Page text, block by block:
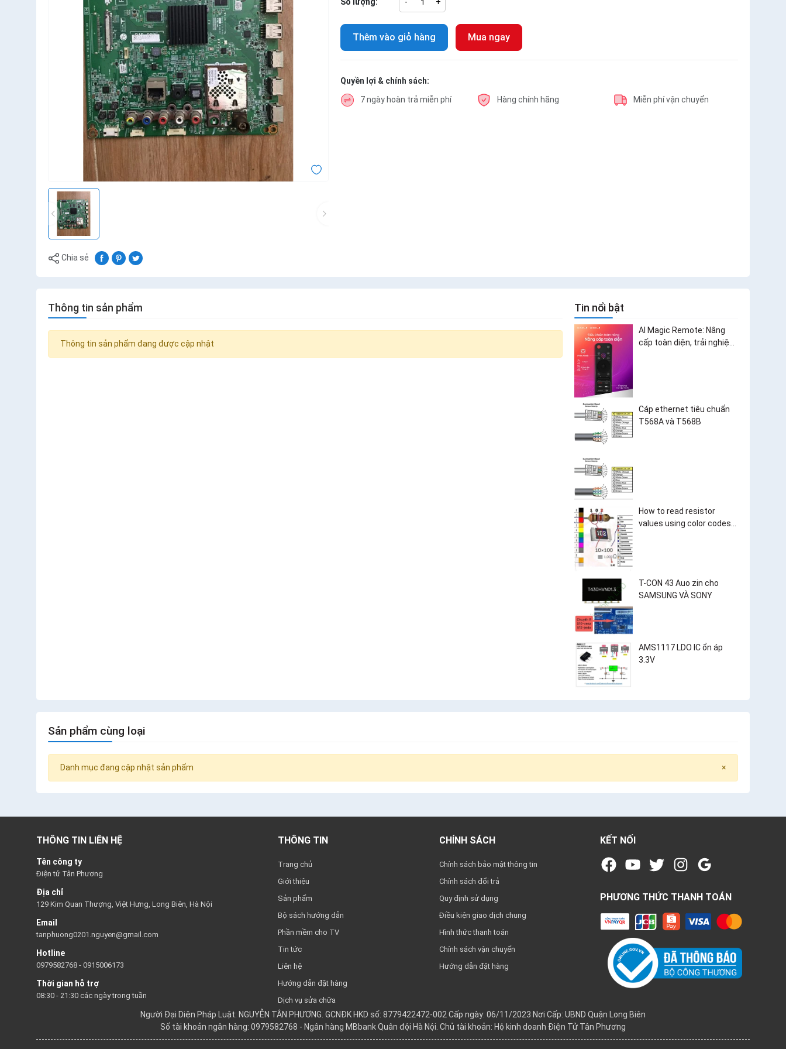
Chia sẻ
Thêm vào giỏ hàng Mua ngay
Quyền lợi & chính sách:
7 ngày hoàn trả miễn phí Hàng chính hãng Miễn phí vận chuyển
Thông tin sản phẩm
Thông tin sản phẩm đang được cập nhật
Tin nổi bật
AI Magic Remote: Nâng
cấp toàn diện, trải nghiệm
Cáp ethernet tiêu chuẩn
T568A và T568B
How to read resistor
values using color codes
T-CON 43 Auo zin cho
SAMSUNG VÀ SONY
AMS1117 LDO IC ổn áp
3.3V
Sản phẩm cùng loại
×
Danh mục đang cập nhật sản phẩm
THÔNG TIN LIÊN HỆ
Tên công ty
Điện tử Tân Phương
Địa chỉ
129 Kim Quan Thượng, Việt Hưng, Long Biên, Hà Nội
Email
tanphuong0201.nguyen@gmail.com
Hotline
0979582768 - 0915006173
Thời gian hỗ trợ
08:30 - 21:30 các ngày trong tuần
THÔNG TIN
Trang chủ
Giới thiệu
Sản phẩm
Bộ sách hướng dẫn
Phần mềm cho TV
Tin tức
Liên hệ
Hướng dẫn đặt hàng
Dịch vụ sửa chữa
CHÍNH SÁCH
Chính sách bảo mật thông tin
Chính sách đổi trả
Quy định sử dụng
Điều kiện giao dịch chung
Hình thức thanh toán
Chính sách vận chuyển
Hướng dẫn đặt hàng
KẾT NỐI
PHƯƠNG THỨC THANH TOÁN
Người Đại Diện Pháp Luật: NGUYỄN TÂN PHƯƠNG. GCNĐK HKD số: 8779422472-002 Cấp ngày: 06/11/2023 Nơi Cấp: UBND Quận Long Biên
Số tài khoản ngân hàng: 0979582768 - Ngân hàng MBbank Quân đội Hà Nội. Chủ tài khoản: Hộ kinh doanh Điện Tử Tân Phương